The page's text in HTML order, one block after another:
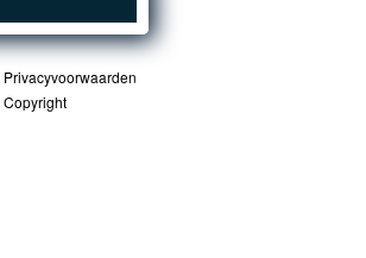
Privacyvoorwaarden
Copyright